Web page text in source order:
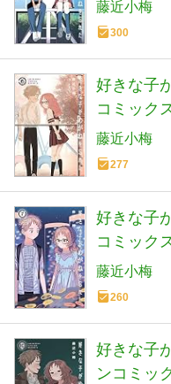
藤近小梅
300
好きな子
コミック
藤近小梅
277
好きな子
コミック
藤近小梅
260
好きな子
ンコミッ